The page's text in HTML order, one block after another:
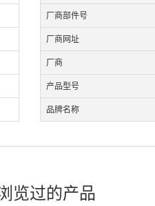
厂商部件号
厂商网址
厂商
产品型号
品牌名称
览过的产品